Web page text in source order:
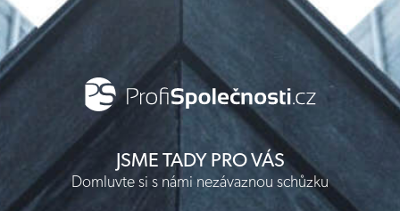
JSME TADY PRO VÁS
Domluvte si s námi nezávaznou schůzku